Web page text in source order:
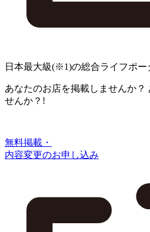
日本最大級(※1)の総合ライフポー
あなたのお店を掲載しませんか？
せんか？!
無料掲載・
内容変更のお申し込み